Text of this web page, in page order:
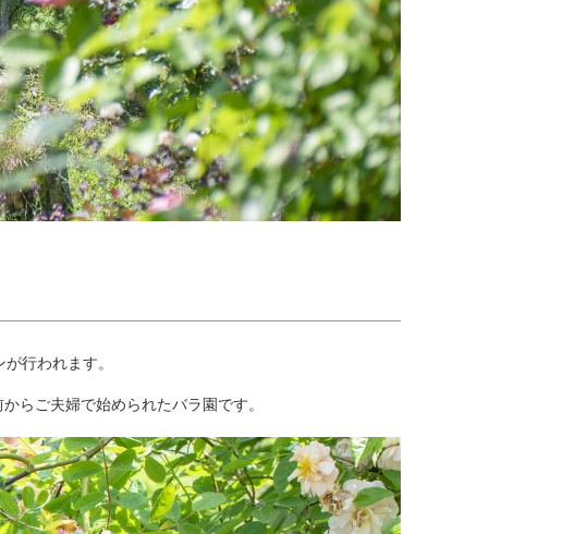
行われます。
らご夫婦で始められたバラ園です。